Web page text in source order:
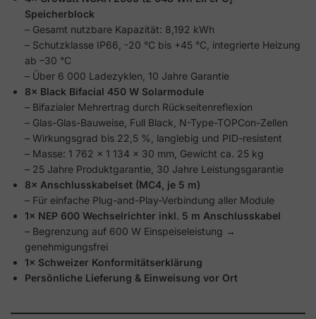
Speicherblock
– Gesamt nutzbare Kapazität: 8,192 kWh
– Schutzklasse IP66, -20 °C bis +45 °C, integrierte Heizung
ab –30 °C
– Über 6 000 Ladezyklen, 10 Jahre Garantie
8× Black Bifacial 450 W Solarmodule
– Bifazialer Mehrertrag durch Rückseitenreflexion
– Glas-Glas-Bauweise, Full Black, N-Type-TOPCon-Zellen
– Wirkungsgrad bis 22,5 %, langlebig und PID-resistent
– Masse: 1 762 × 1 134 × 30 mm, Gewicht ca. 25 kg
– 25 Jahre Produktgarantie, 30 Jahre Leistungsgarantie
8× Anschlusskabelset (MC4, je 5 m)
– Für einfache Plug-and-Play-Verbindung aller Module
1× NEP 600 Wechselrichter inkl. 5 m Anschlusskabel
– Begrenzung auf 600 W Einspeiseleistung →
genehmigungsfrei
1× Schweizer Konformitätserklärung
Persönliche Lieferung & Einweisung vor Ort